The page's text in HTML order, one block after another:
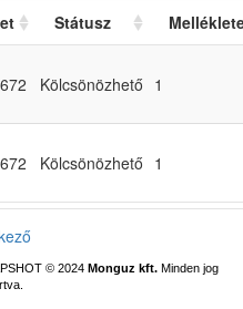
Státusz
Kölcsönözhető 1
Kölcsönözhető 1
© 2024 Monguz kft.Minden jog